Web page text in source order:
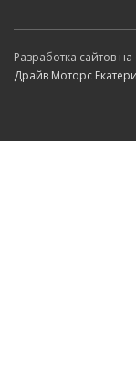
Разработка сайтов на
Драйв Моторс